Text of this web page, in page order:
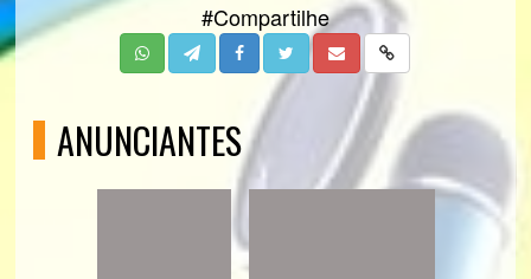
#Compartilhe
ANUNCIANTES